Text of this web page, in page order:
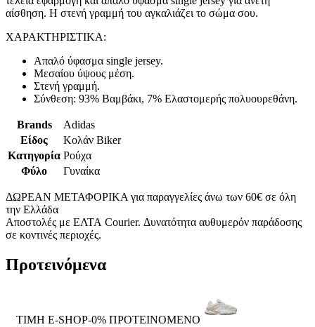
αίσθηση. Η στενή γραμμή του αγκαλιάζει το σώμα σου.
ΧΑΡΑΚΤΗΡΙΣΤΙΚΑ:
Απαλό ύφασμα single jersey.
Μεσαίου ύψους μέση.
Στενή γραμμή.
Σύνθεση: 93% Βαμβάκι, 7% Ελαστομερής πολυουρεθάνη.
Brands
Adidas
Είδος
Κολάν Biker
Κατηγορία Ρούχα
Φύλο
Γυναίκα
ΔΩΡΕΑΝ ΜΕΤΑΦΟΡΙΚΑ για παραγγελίες άνω των 60€ σε όλη
την Ελλάδα
Αποστολές με ΕΛΤΑ Courier. Δυνατότητα αυθυμερόν παράδοσης
σε κοντινές περιοχές.
Προτεινόμενα
ΤΙΜΗ E-SHOP-0% ΠΡΟΤΕΙΝΟΜΕΝΟ